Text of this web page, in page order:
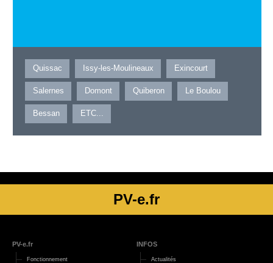
Quissac Issy-les-Moulineaux Exincourt
Salernes Domont Quiberon Le Boulou
Bessan ETC...
PV-e.fr
PV-e.fr
Fonctionnement
INFOS
Actualités